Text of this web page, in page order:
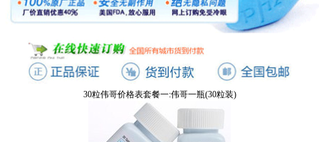
30粒伟哥价格表套餐一:伟哥一瓶(30粒装)